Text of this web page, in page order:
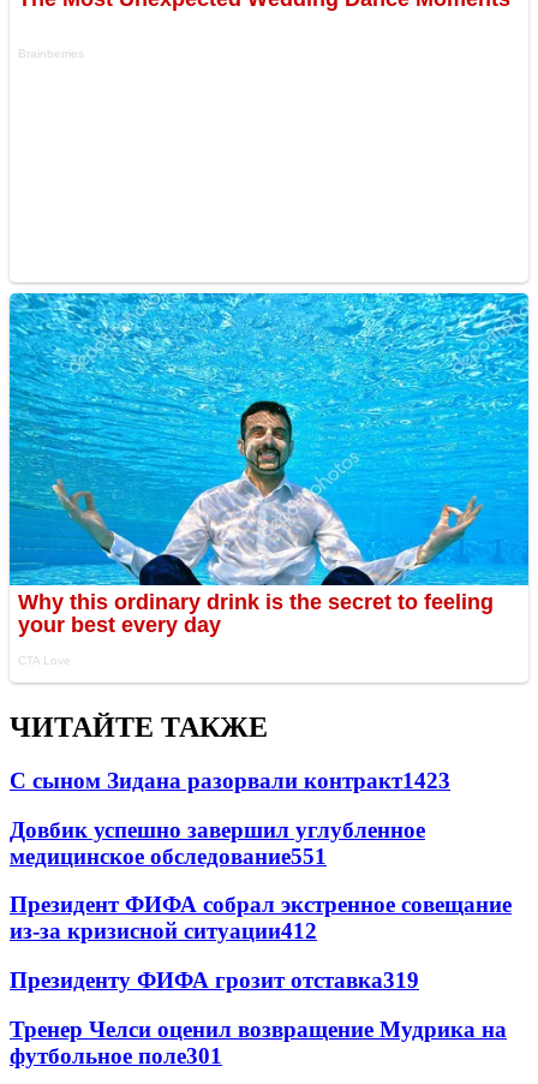
ЧИТАЙТЕ ТАКЖЕ
С сыном Зидана разорвали контракт1423
Довбик успешно завершил углубленное
медицинское обследование551
Президент ФИФА собрал экстренное совещание
из-за кризисной ситуации412
Президенту ФИФА грозит отставка319
Тренер Челси оценил возвращение Мудрика на
футбольное поле301